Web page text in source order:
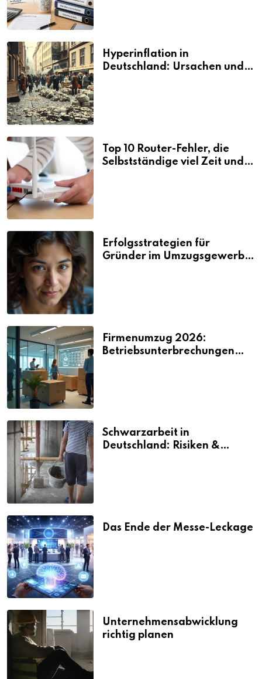
Hyperinflation in
Deutschland: Ursachen und
Top 10 Router-Fehler, die
Selbstständige viel Zeit und
Erfolgsstrategien für
Gründer im Umzugsgewerbe
Firmenumzug 2026:
Betriebsunterbrechungen
Schwarzarbeit in
Deutschland: Risiken &
Das Ende der Messe-Leckage
Unternehmensabwicklung
richtig planen